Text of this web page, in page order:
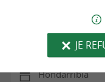
10/07/2026
Hondarribia
JE